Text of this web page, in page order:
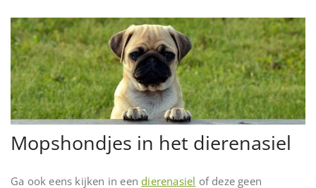
Mopshondjes in het dierenasiel
Ga ook eens kijken in eendierenasiel of deze geen